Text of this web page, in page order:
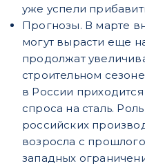
уже успели
Прогнозы. В марте
могут вырасти еще
продолжат
строительном
в России
спроса на сталь.
российских
возросла с
западных